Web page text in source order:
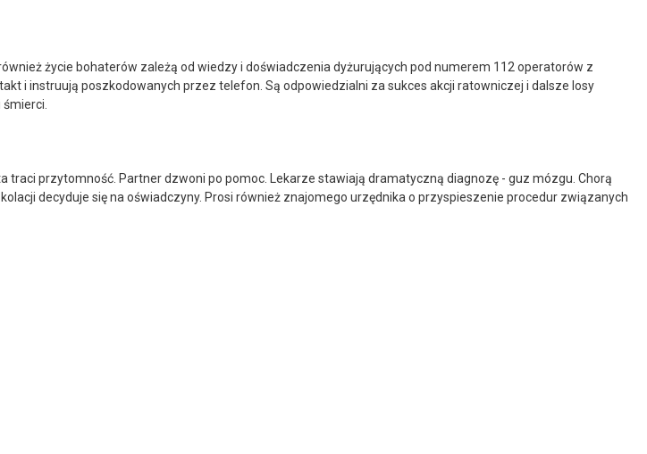
życie bohaterów zależą od wiedzy i doświadczenia dyżurujących pod numerem 112 operatorów z
i instruują poszkodowanych przez telefon. Są odpowiedzialni za sukces akcji ratowniczej i dalsze losy
traci przytomność. Partner dzwoni po pomoc. Lekarze stawiają dramatyczną diagnozę - guz mózgu. Chorą
decyduje się na oświadczyny. Prosi również znajomego urzędnika o przyspieszenie procedur związanych